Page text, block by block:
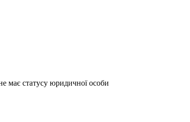
має статусу юридичної особи